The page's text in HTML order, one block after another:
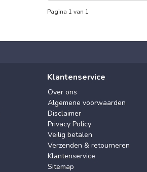
Pagina 1 van 1
Klantenservice
Over ons
Algemene voorwaarden
Disclaimer
Privacy Policy
Veilig betalen
Verzenden & retourneren
Klantenservice
Sitemap